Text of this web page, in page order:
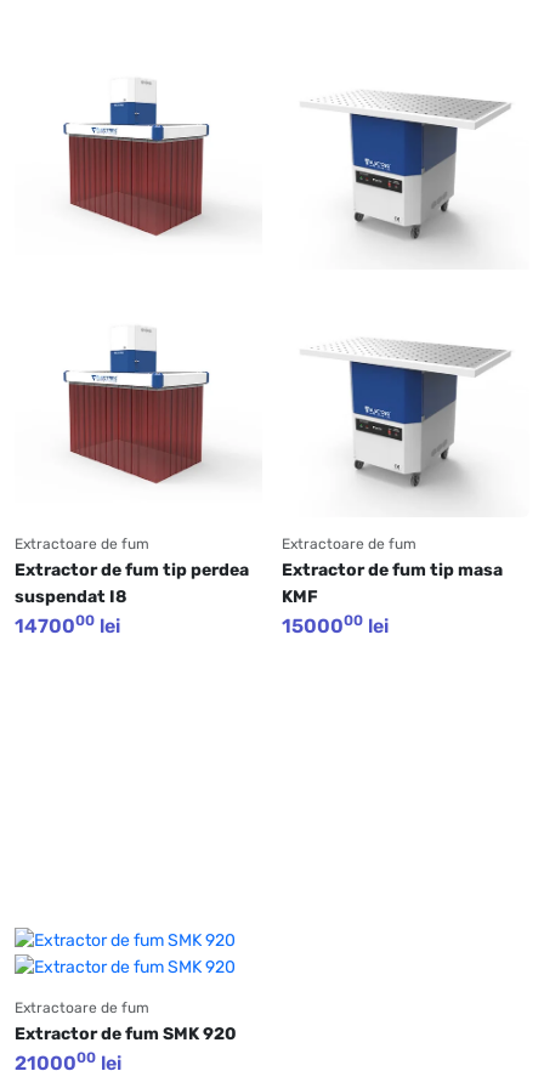
Extractoare de fum
Extractor de fum tip perdea
suspendat I8
1470000 lei
Extractoare de fum
Extractor de fum tip masa
KMF
1500000 lei
Extractoare de fum
Extractor de fum SMK 920
2100000 lei